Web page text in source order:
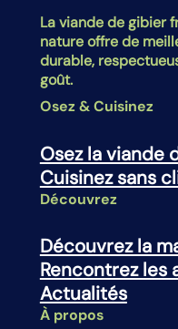
La viande de gibier
nature offre de
durable,
goût.
Osez & Cuisinez
Osez la viande
Cuisinez sans
Découvrez
Découvrez la
Rencontrez les
Actualités
À propos